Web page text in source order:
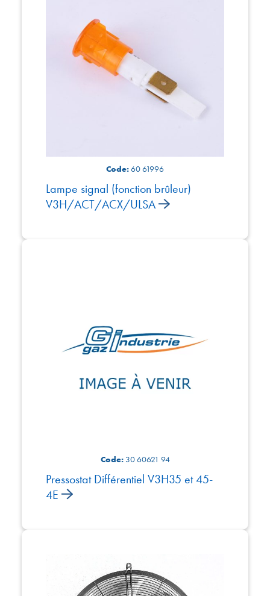
Code:60 61996
Lampe signal (fonction brûleur)
V3H/ACT/ACX/ULSA
Code:30 60621 94
Pressostat Différentiel V3H35 et 45-
4E